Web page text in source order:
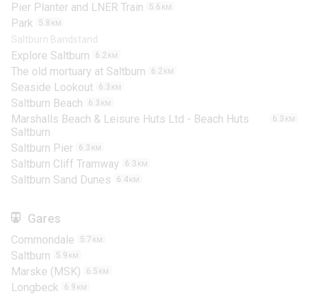
Pier Planter and LNER Train 5.6 KM
Park 5.8 KM
Saltburn Bandstand
Explore Saltburn 6.2 KM
The old mortuary at Saltburn 6.2 KM
Seaside Lookout 6.3 KM
Saltburn Beach 6.3 KM
Marshalls Beach & Leisure Huts Ltd - Beach Huts
Saltburn
6.3 KM
Saltburn Pier 6.3 KM
Saltburn Cliff Tramway 6.3 KM
Saltburn Sand Dunes 6.4 KM
Gares
Commondale 5.7 KM
Saltburn 5.9 KM
Marske (MSK) 6.5 KM
Longbeck 6.9 KM